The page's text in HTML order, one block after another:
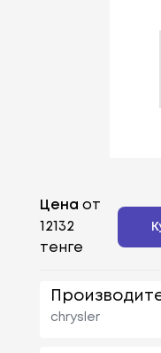
Цена от
12132
тенге
chrysler